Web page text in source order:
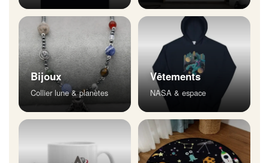
Bijoux
Collier lune & planètes
Vêtements
NASA & espace